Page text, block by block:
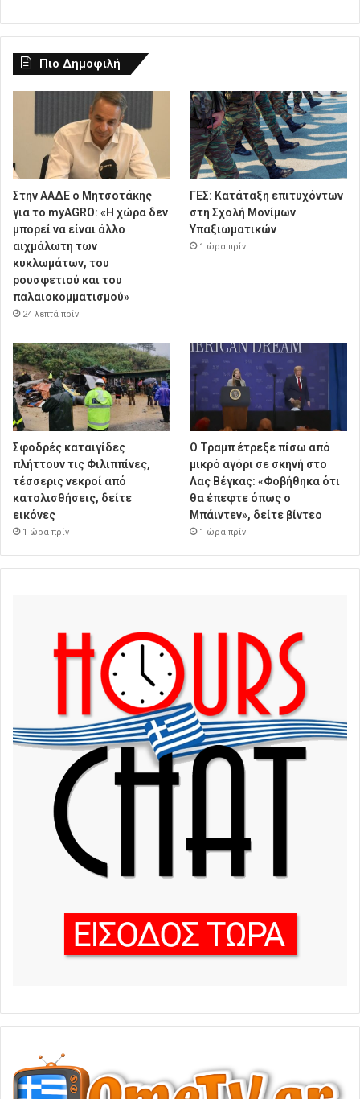
Πιο Δημοφιλή
Στην ΑΑΔΕ ο Μητσοτάκης
για το myAGRO: «Η χώρα δεν
μπορεί να είναι άλλο
αιχμάλωτη των
κυκλωμάτων, του
ρουσφετιού και του
παλαιοκομματισμού»
24 λεπτά πρίν
ΓΕΣ: Κατάταξη επιτυχόντων
στη Σχολή Μονίμων
Υπαξιωματικών
1 ώρα πρίν
Σφοδρές καταιγίδες
πλήττουν τις Φιλιππίνες,
τέσσερις νεκροί από
κατολισθήσεις, δείτε
εικόνες
1 ώρα πρίν
Ο Τραμπ έτρεξε πίσω από
μικρό αγόρι σε σκηνή στο
Λας Βέγκας: «Φοβήθηκα ότι
θα έπεφτε όπως ο
Μπάιντεν», δείτε βίντεο
1 ώρα πρίν